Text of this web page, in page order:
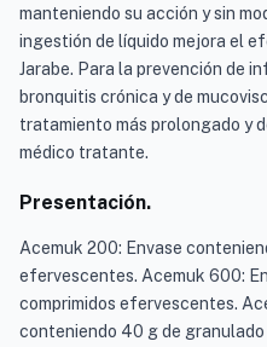
manteniendo su acción y sin
ingestión de líquido mejora el
Jarabe. Para la prevención de
bronquitis crónica y de
tratamiento más prolongado y
médico tratante.
Presentación.
Acemuk 200: Envase
efervescentes. Acemuk 600:
comprimidos efervescentes.
conteniendo 40 g de